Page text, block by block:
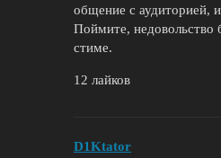
общение с аудиторией,
Поймите, недовольство
стиме.
12 лайков
D1Ktator